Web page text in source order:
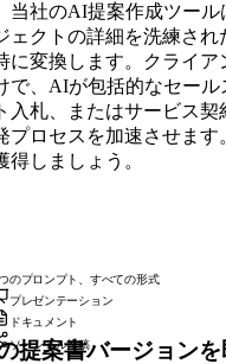
当社のAI提案作成ツール
ェクトの詳細を洗練され
に変換します。クライア
で、AIが包括的なセール
入札、またはサービス契
プロセスを加速させます
しましょう。
のプロンプト、すべての形式
プレゼンテーション
ドキュメント
ソーシャル投稿
提案書バージョンを